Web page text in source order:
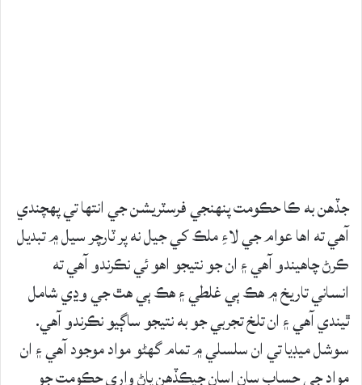
جڏهن به ڪا حڪومت پنهنجي فرسٽريشن جي انتها تي پهچندي
آهي ته اها عوام جي لاءِ ملڪ کي جيل نه پر ٽارچر سيل ۾ تبديل
ڪرڻ چاهيندو آهي ۽ ان جو نتيجو اهو ئي نڪرندو آهي ته
انساني تاريخ ۾ هڪ ٻي غلطي ۽ هڪ ٻي هٿ جي وڍي شامل
ٿيندي آهي ۽ ان تلخ تجربي جو به نتيجو ساڳيو نڪرندو آهي.
سوشل ميڊيا تي ان سلسلي ۾ تمام گهڻو مواد موجود آهي ۽ ان
مواد جي حساب سان اسان جيڪڏهن پاڻ واري حڪومت جو